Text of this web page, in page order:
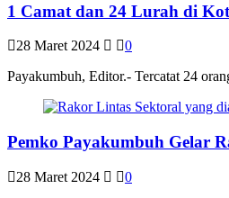
1 Camat dan 24 Lurah di
28 Maret 2024
0
Payakumbuh, Editor.- Tercatat 24
Pemko Payakumbuh Gelar
28 Maret 2024
0